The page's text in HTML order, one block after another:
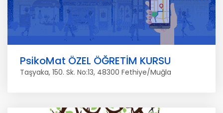
PsikoMat ÖZEL ÖĞRETİM KURSU
Taşyaka, 150. Sk. No:13, 48300 Fethiye/Muğla